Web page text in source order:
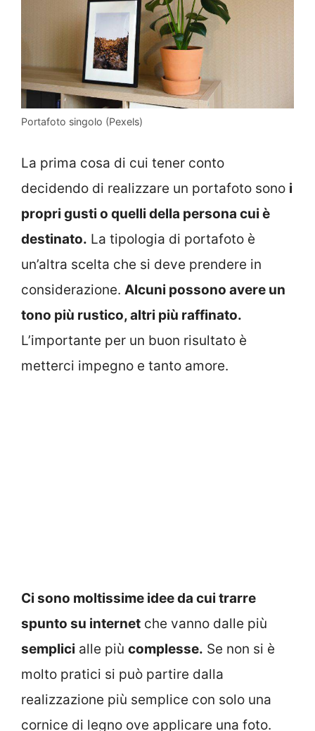
Portafoto singolo (Pexels)
La prima cosa di cui tener conto
decidendo di realizzare un portafoto sono i
propri gusti o quelli della persona cui è
destinato. La tipologia di portafoto è
un’altra scelta che si deve prendere in
considerazione. Alcuni possono avere un
tono più rustico, altri più raffinato.
L’importante per un buon risultato è
metterci impegno e tanto amore.
Ci sono moltissime idee da cui trarre
spunto su internet che vanno dalle più
semplici alle più complesse. Se non si è
molto pratici si può partire dalla
realizzazione più semplice con solo una
cornice di legno ove applicare una foto.